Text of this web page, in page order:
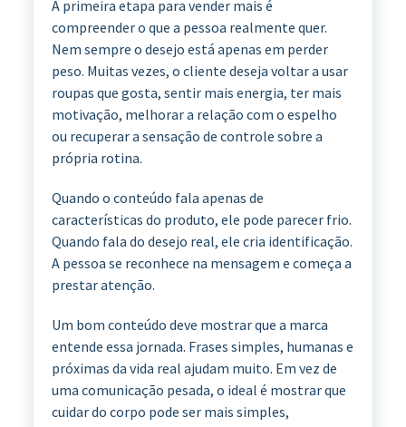
A primeira etapa para vender mais é
compreender o que a pessoa realmente quer.
Nem sempre o desejo está apenas em perder
peso. Muitas vezes, o cliente deseja voltar a usar
roupas que gosta, sentir mais energia, ter mais
motivação, melhorar a relação com o espelho
ou recuperar a sensação de controle sobre a
própria rotina.
Quando o conteúdo fala apenas de
características do produto, ele pode parecer frio.
Quando fala do desejo real, ele cria identificação.
A pessoa se reconhece na mensagem e começa a
prestar atenção.
Um bom conteúdo deve mostrar que a marca
entende essa jornada. Frases simples, humanas e
próximas da vida real ajudam muito. Em vez de
uma comunicação pesada, o ideal é mostrar que
cuidar do corpo pode ser mais simples,